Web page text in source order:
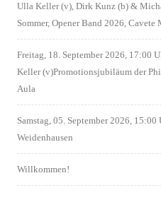
Ulla Keller (v), Dirk Kunz (b) &
Sommer, Opener Band 2026, Cavete
Freitag, 18. September 2026, 17:00
Keller (v)Promotionsjubiläum der
Aula
Samstag, 05. September 2026,
Weidenhausen
Willkommen!